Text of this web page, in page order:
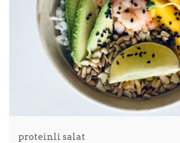
proteinli salat